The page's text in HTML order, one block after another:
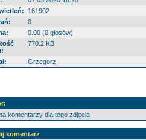
161902
0
0.00 (0 głosów)
770.2 KB
Grzegorz
komentarzy dla tego zdjęcia
komentarz